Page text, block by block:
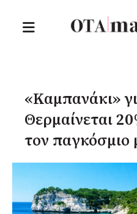
«Καμπανάκι»
Θερμαίνεται
τον παγκόσμιο